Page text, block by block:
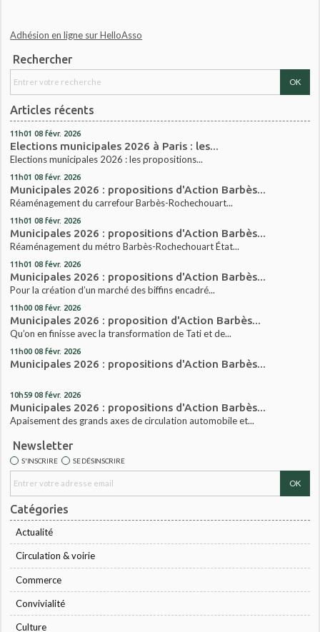
Adhésion en ligne sur HelloAsso
Rechercher
Articles récents
11h01 08 févr. 2026
Elections municipales 2026 à Paris : les...
Elections municipales 2026 : les propositions...
11h01 08 févr. 2026
Municipales 2026 : propositions d'Action Barbès...
Réaménagement du carrefour Barbès-Rochechouart...
11h01 08 févr. 2026
Municipales 2026 : propositions d'Action Barbès...
Réaménagement du métro Barbès-Rochechouart État...
11h01 08 févr. 2026
Municipales 2026 : propositions d'Action Barbès...
Pour la création d’un marché des biffins encadré...
11h00 08 févr. 2026
Municipales 2026 : proposition d'Action Barbès...
Qu’on en finisse avec la transformation de Tati et de...
11h00 08 févr. 2026
Municipales 2026 : propositions d'Action Barbès...
10h59 08 févr. 2026
Municipales 2026 : propositions d'Action Barbès...
Apaisement des grands axes de circulation automobile et...
Newsletter
S'INSCRIRE SE DÉSINSCRIRE
Catégories
Actualité
Circulation & voirie
Commerce
Convivialité
Culture